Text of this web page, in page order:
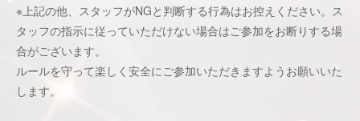
※上記の他、スタッフがNGと判断する行為はお控えください。ス
タッフの指示に従っていただけない場合はご参加をお断りする場
合がございます。
ルールを守って楽しく安全にご参加いただきますようお願いいた
します。